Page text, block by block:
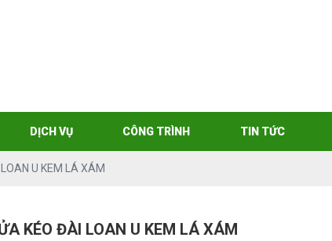
DỊCH VỤ CÔNG TRÌNH TIN TỨC
U KEM LÁ XÁM
KÉO ĐÀI LOAN U KEM LÁ XÁM